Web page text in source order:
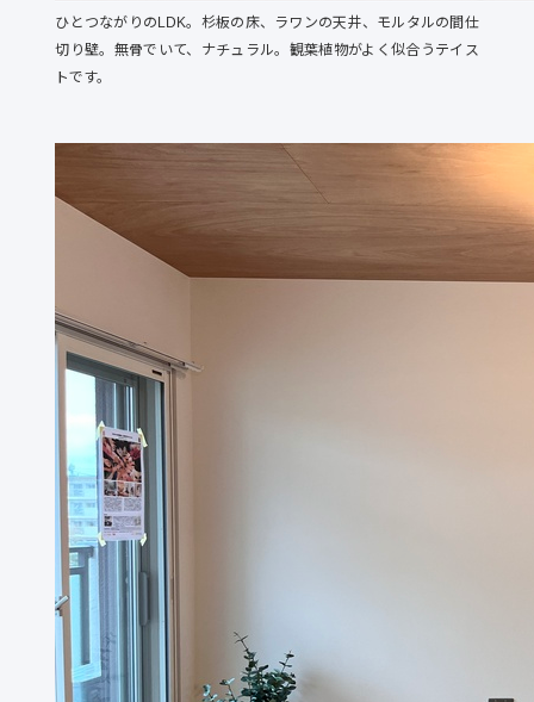
ひとつながりのLDK。杉板の床、ラワンの天井、モルタルの間仕
切り壁。無骨でいて、ナチュラル。観葉植物がよく似合うテイス
トです。